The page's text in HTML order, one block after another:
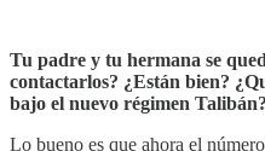
Tu padre y tu hermana se
contactarlos? ¿Están bien?
bajo el nuevo régimen Talibán?
Lo bueno es que ahora el